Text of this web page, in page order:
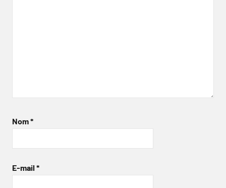
Nom*
E-mail *